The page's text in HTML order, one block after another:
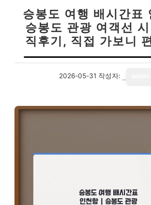
승봉도 여행 배시간표
승봉도 관광 여객선
직후기, 직접 가보니
2026-05-31 작성자: